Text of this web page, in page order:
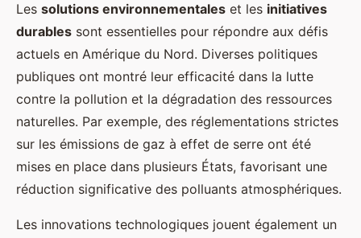
Les solutions environnementales et les initiatives
durables sont essentielles pour répondre aux défis
actuels en Amérique du Nord. Diverses politiques
publiques ont montré leur efficacité dans la lutte
contre la pollution et la dégradation des ressources
naturelles. Par exemple, des réglementations strictes
sur les émissions de gaz à effet de serre ont été
mises en place dans plusieurs États, favorisant une
réduction significative des polluants atmosphériques.
Les innovations technologiques jouent également un